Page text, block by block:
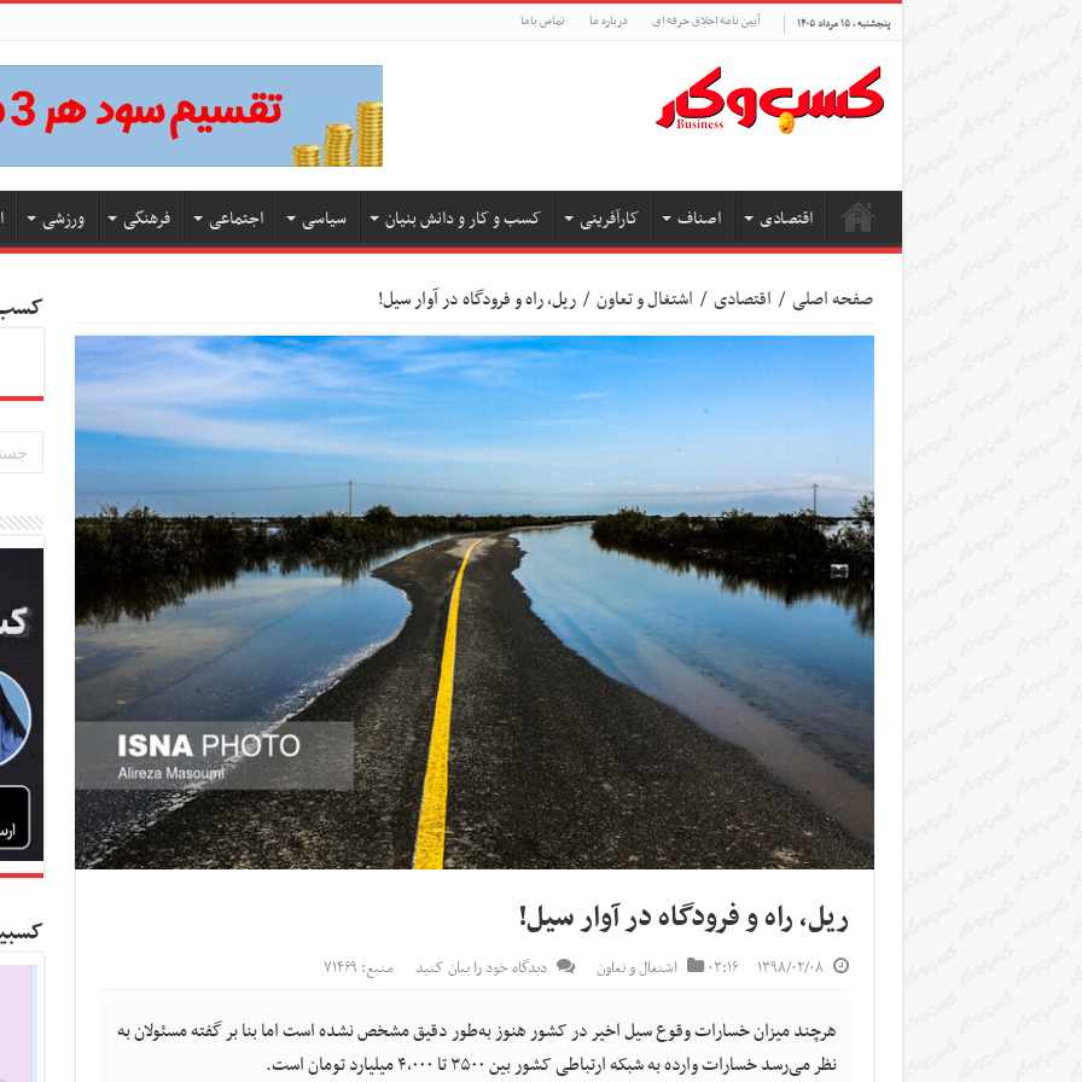
پنجشنبه , ۱۵ مرداد ۱۴۰۵ آیین نامه اخلاق حرفه ای درباره ما تماس باما
اقتصادی اصناف کارآفرینی کسب و کار و دانش بنیان سیاسی اجتماعی فرهنگی ورزشی
صفحه اصلی / اقتصادی / اشتغال و تعاون / ریل، راه و فرودگاه در آوار سیل!
ریل، راه و فرودگاه در آوار سیل!
۱۳۹۸/۰۲/۰۸ ۰۳:۱۶ اشتغال و تعاون دیدگاه خود را بیان کنید منبع: ۷۱۴۶۹
هرچند میزان خسارات وقوع سیل اخیر در کشور هنوز به‌طور دقیق مشخص نشده است اما بنا بر گفته مسئولان به
نظر می‌رسد خسارات وارده به شبکه ارتباطی کشور بین ۳۵۰۰ تا ۴,۰۰۰ میلیارد تومان است.
کسب